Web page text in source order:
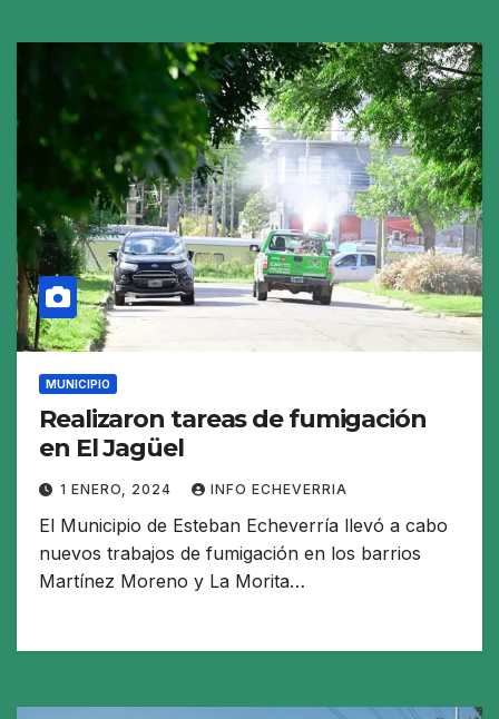
MUNICIPIO
Realizaron tareas de fumigación
en El Jagüel
1 ENERO, 2024 INFO ECHEVERRIA
El Municipio de Esteban Echeverría llevó a cabo
nuevos trabajos de fumigación en los barrios
Martínez Moreno y La Morita…